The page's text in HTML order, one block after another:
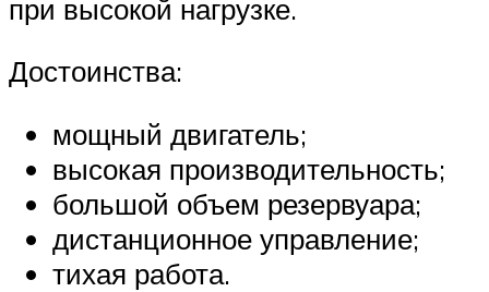
при высокой нагрузке.
Достоинства:
мощный двигатель;
высокая производительность;
большой объем резервуара;
дистанционное управление;
тихая работа.